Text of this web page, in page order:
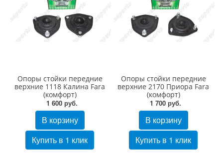
Опоры стойки передние
верхние 1118 Калина Fara
(комфорт)
1 600 руб.
В корзину
Купить в 1 клик
Опоры стойки передние
верхние 2170 Приора Fara
(комфорт)
1 700 руб.
В корзину
Купить в 1 клик